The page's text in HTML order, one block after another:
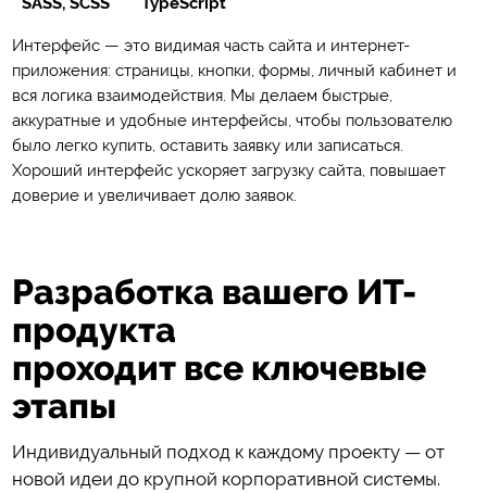
Интерфейс — это видимая часть сайта и интернет-
приложения: страницы, кнопки, формы, личный кабинет и
вся логика взаимодействия. Мы делаем быстрые,
аккуратные и удобные интерфейсы, чтобы пользователю
было легко купить, оставить заявку или записаться.
Хороший интерфейс ускоряет загрузку сайта, повышает
доверие и увеличивает долю заявок.
Разработка вашего ИТ-
продукта
проходит все ключевые
этапы
Индивидуальный подход к каждому проекту — от
новой идеи до крупной корпоративной системы.